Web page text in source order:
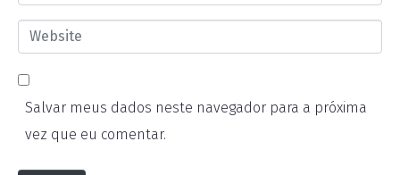
e
m
l
e
b
t
Salvar meus dados neste navegador para a próxima
vez que eu comentar.